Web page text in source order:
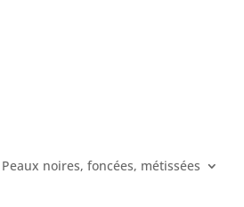
Peaux noires, foncées, métissées